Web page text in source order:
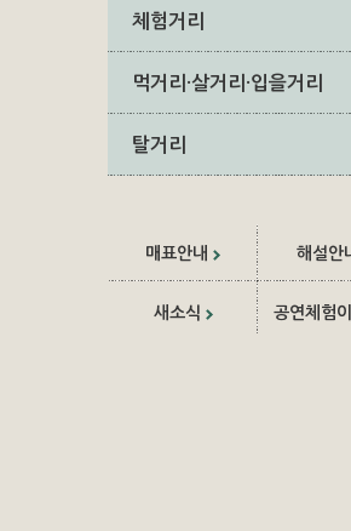
체험거리
먹거리·살거리·입을거리
탈거리
매표안내 해설안
새소식 공연체험